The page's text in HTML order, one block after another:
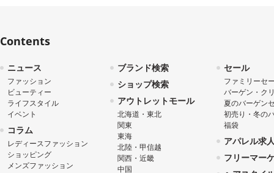
Contents
ニュース
ファッション
ビューティー
ライフスタイル
イベント
コラム
レディースファッション
ショッピング
メンズファッション
ブランド検索
ショップ検索
アウトレットモール
北海道・東北
関東
東海
北陸・甲信越
関西・近畿
中国
セール
ファミリーセ
バーゲン・ク
夏のバーゲン
初売り・冬の
福袋
アパレル求
フリーマー